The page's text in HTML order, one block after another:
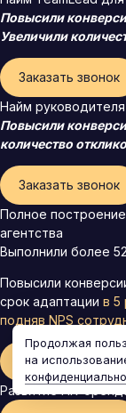
Повысили
Увеличили
Заказать звонок
Найм
Повысили
количество
Заказать звонок
Полное
агентства
Выполнили более
Повысили
срок адаптации в 5
подняв NPS
Заказать звонок
Развитие HR-
Продолжая
на